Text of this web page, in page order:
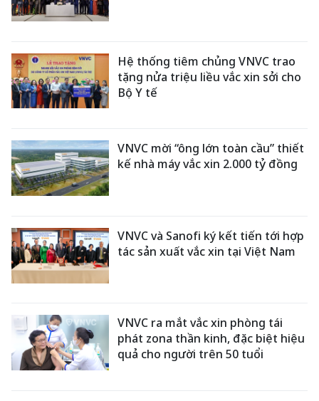
Hệ thống tiêm chủng VNVC trao
tặng nửa triệu liều vắc xin sởi cho
Bộ Y tế
VNVC mời “ông lớn toàn cầu” thiết
kế nhà máy vắc xin 2.000 tỷ đồng
VNVC và Sanofi ký kết tiến tới hợp
tác sản xuất vắc xin tại Việt Nam
VNVC ra mắt vắc xin phòng tái
phát zona thần kinh, đặc biệt hiệu
quả cho người trên 50 tuổi